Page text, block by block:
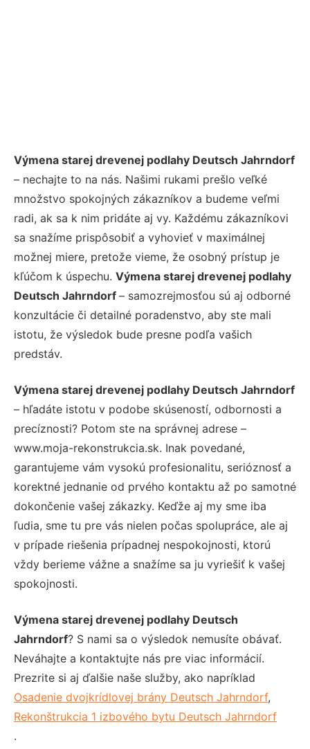
Výmena starej drevenej podlahy Deutsch Jahrndorf
– nechajte to na nás. Našimi rukami prešlo veľké
množstvo spokojných zákazníkov a budeme veľmi
radi, ak sa k nim pridáte aj vy. Každému zákazníkovi
sa snažíme prispôsobiť a vyhovieť v maximálnej
možnej miere, pretože vieme, že osobný prístup je
kľúčom k úspechu. Výmena starej drevenej podlahy
Deutsch Jahrndorf – samozrejmosťou sú aj odborné
konzultácie či detailné poradenstvo, aby ste mali
istotu, že výsledok bude presne podľa vašich
predstáv.
Výmena starej drevenej podlahy Deutsch Jahrndorf
– hľadáte istotu v podobe skúseností, odbornosti a
precíznosti? Potom ste na správnej adrese –
www.moja-rekonstrukcia.sk. Inak povedané,
garantujeme vám vysokú profesionalitu, serióznosť a
korektné jednanie od prvého kontaktu až po samotné
dokončenie vašej zákazky. Keďže aj my sme iba
ľudia, sme tu pre vás nielen počas spolupráce, ale aj
v prípade riešenia prípadnej nespokojnosti, ktorú
vždy berieme vážne a snažíme sa ju vyriešiť k vašej
spokojnosti.
Výmena starej drevenej podlahy Deutsch
Jahrndorf? S nami sa o výsledok nemusíte obávať.
Neváhajte a kontaktujte nás pre viac informácií.
Prezrite si aj ďalšie naše služby, ako napríklad
Osadenie dvojkrídlovej brány Deutsch Jahrndorf,
Rekonštrukcia 1 izbového bytu Deutsch Jahrndorf
.